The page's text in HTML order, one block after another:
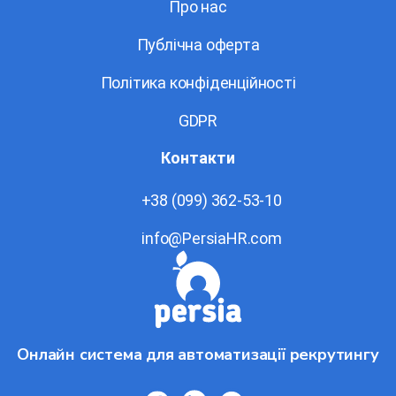
Онлайн система для автоматизації рекрутингу
Про нас
Публічна оферта
Політика конфіденційності
GDPR
Контакти
+38 (099) 362-53-10
info@PersiaHR.com